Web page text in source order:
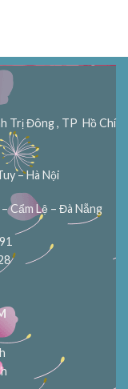
Trị Đông , TP Hồ Chí
– Hà Nội
Cẩm Lệ – Đà Nẵng